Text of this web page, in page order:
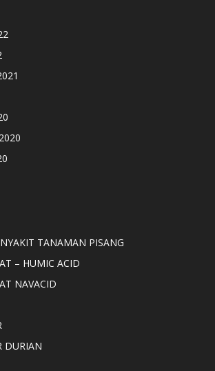
TANAMAN PISANG
– HUMIC ACID
NAVACID
DURIAN